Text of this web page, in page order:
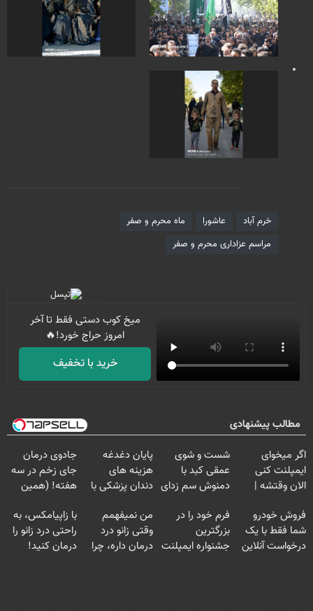
خرم آباد عاشورا
ماه محرم و صفر
مراسم عزاداری محرم و صفر
میخ کوب دستی فقط تا آخر
امروز حراج خورد!🔥
خرید با تخفیف
مطالب پیشنهادی
اگر میخوای
ایمپلنت کنی
الان وقتشه |
میلیون تومان!!!
شست و شوی
عمقی کبد با
دمنوش سم زدای
پایان دغدغه
هزینه های
دندان پزشکی با
خانگی
جادوی درمان
جای زخم در سه
هفته! (همین
صحبت کنید)
فروش خودرو
شما فقط با یک
درخواست آنلاین
فرم خود را در
بزرگترین
جشنواره ایمپلنت
من نمیفهمم
وقتی زانو درد
درمان داره، چرا
با زاپیامکس، به
راحتی درد زانو را
درمان کنید!